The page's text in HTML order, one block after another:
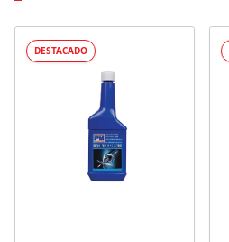
DESTACADO